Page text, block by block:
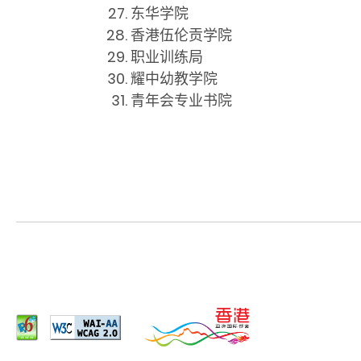
东华学院
香港伍伦贡学院
职业训练局
耀中幼教学院
青年会专业书院